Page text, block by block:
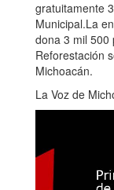
gratuitamente
Municipal.La
dona 3 mil 500
Reforestación
Michoacán.
La Voz de